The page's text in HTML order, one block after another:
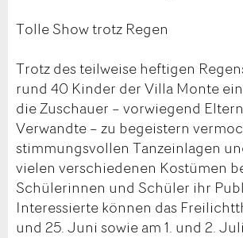
Tolle Show trotz Regen
Trotz des teilweise heftigen
rund 40 Kinder der Villa Monte
die Zuschauer – vorwiegend
Verwandte – zu begeistern
stimmungsvollen Tanzeinlagen
vielen verschiedenen Kostümen
Schülerinnen und Schüler ihr
Interessierte können das
und 25. Juni sowie am 1. und 2.